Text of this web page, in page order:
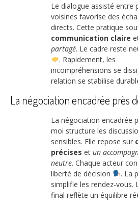
Le dialogue assisté entre
voisines favorise des
directs. Cette pratique
communication claire
partagé. Le cadre reste
. Rapidement, les
incompréhensions se
relation se stabilise
La négociation encadrée près
La négociation encadrée
moi structure les
sensibles. Elle repose sur
précises et un
neutre. Chaque acteur
liberté de décision
. La
simplifie les rendez-vous.
final reflète un équilibre